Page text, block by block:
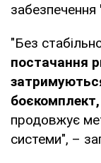
забезпечення
"Без
постачання
продовжує
системи", –